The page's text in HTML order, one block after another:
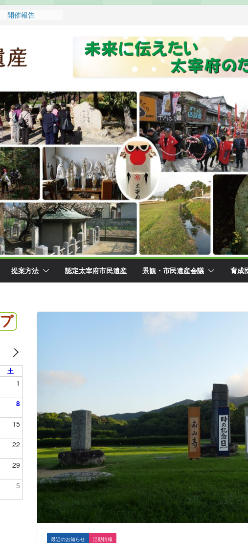
開催報告
みこし開催のお
提案方法 認定太宰府市民遺産 景観・市民遺産会議 育成
最近のお知らせ 活動情報
土
1
8
15
22
29
5